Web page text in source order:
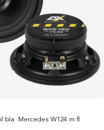
bla. Mercedes W124 m.fl